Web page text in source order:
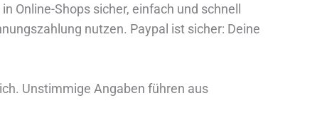
Online-Shops sicher, einfach und schnell
nutzen. Paypal ist sicher: Deine
Unstimmige Angaben führen aus